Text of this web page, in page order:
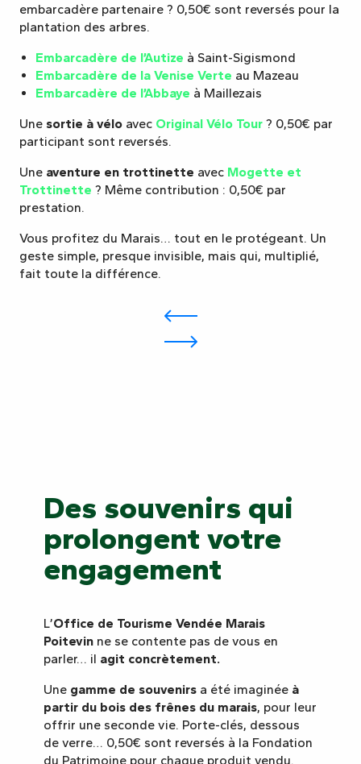
embarcadère partenaire ? 0,50€ sont reversés pour la
plantation des arbres.
Embarcadère de l’Autize à Saint-Sigismond
Embarcadère de la Venise Verte au Mazeau
Embarcadère de l’Abbaye à Maillezais
Une sortie à vélo avec Original Vélo Tour ? 0,50€ par
participant sont reversés.
Une aventure en trottinette avec Mogette et
Trottinette ? Même contribution : 0,50€ par
prestation.
Vous profitez du Marais… tout en le protégeant. Un
geste simple, presque invisible, mais qui, multiplié,
fait toute la différence.
Des souvenirs qui
prolongent votre
engagement
L’Office de Tourisme Vendée Marais
Poitevin ne se contente pas de vous en
parler… il agit concrètement.
Une gamme de souvenirs a été imaginée à
partir du bois des frênes du marais, pour leur
offrir une seconde vie. Porte-clés, dessous
de verre… 0,50€ sont reversés à la Fondation
du Patrimoine pour chaque produit vendu.